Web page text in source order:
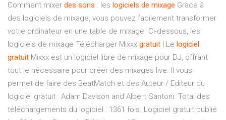
Comment mixer des sons : les logiciels de mixage Grace à
des logiciels de mixage, vous pouvez facilement transformer
votre ordinateur en une table de mixage. Ci-dessous, les
logiciels de mixage Télécharger Mixxx gratuit | Le logiciel
gratuit Mixxx est un logiciel libre de mixage pour DJ, offrant
tout le nécessaire pour créer des mixages live. Il vous
permet de faire des BeatMatch et des Auteur / Editeur du
logiciel gratuit : Adam Davison and Albert Santoni. Total des
téléchargements du logiciel : 1361 fois. Logiciel gratuit publié